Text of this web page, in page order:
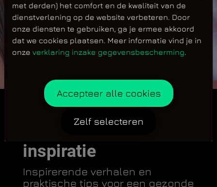
met derden) het comfort en de kwaliteit van de
dienstverlening op de website verbeteren. Door
onze diensten te gebruiken, ga je ermee akkoord
dat we cookies plaatsen. Meer informatie vind je in
onze verklaring inzake gegevensbescherming
Accepteer alle cookies
Zelf selecteren
Jij je doelen, wij de
inspiratie
Inspirerende verhalen en
praktische tips voor een gezonde